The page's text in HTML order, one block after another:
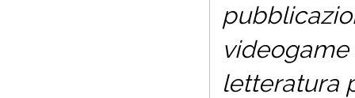
videogame
letteratura